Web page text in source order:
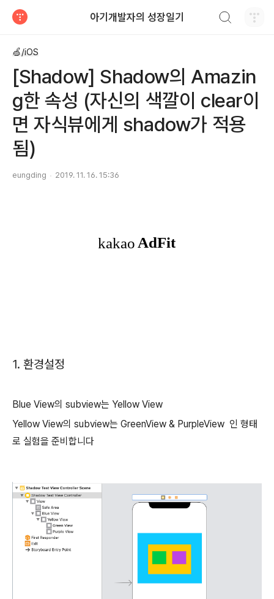
아기개발자의 성장일기
🍏/iOS
[Shadow] Shadow의 Amazin
g한 속성 (자신의 색깔이 clear이
면 자식뷰에게 shadow가 적용
됨)
eungding 2019. 11. 16. 15:36
1. 환경설정
Blue View의 subview는 Yellow View
Yellow View의 subview는 GreenView & PurpleView 인 형태
로 실험을 준비합니다